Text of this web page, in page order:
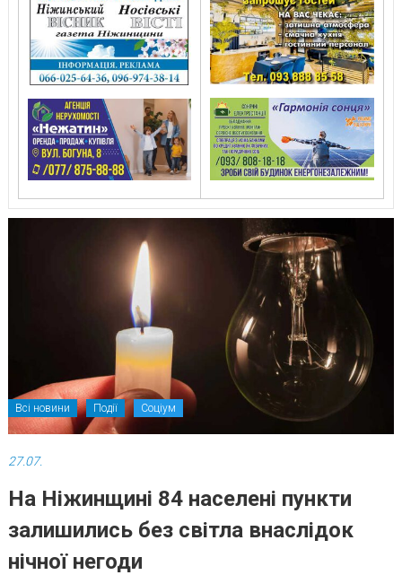
Всі новини Події Соціум
27.07.
На Ніжинщині 84 населені пункти
залишились без світла внаслідок
нічної негоди